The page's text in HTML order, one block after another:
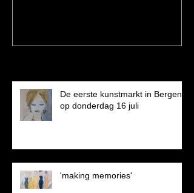
De eerste kunstmarkt in Bergen
op donderdag 16 juli
'making memories'